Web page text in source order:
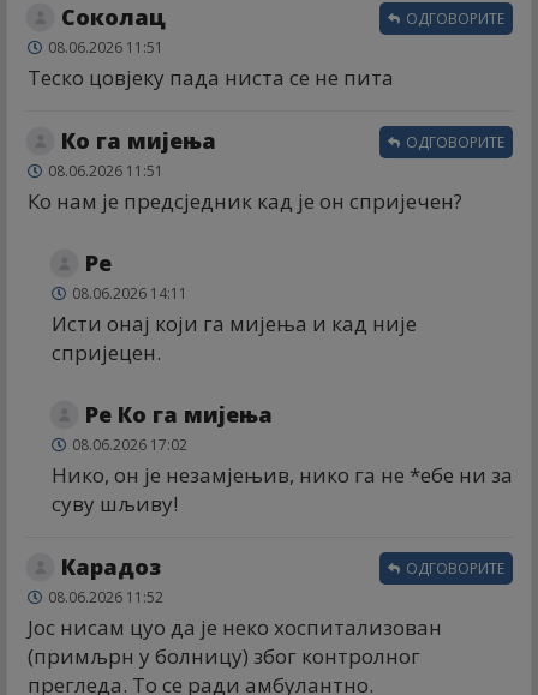
Соколац
08.06.2026 11:51
Теско цовјеку пада ниста се не пита
ОДГОВОРИТЕ
Ко га мијења
08.06.2026 11:51
Ко нам је предсједник кад је он спријечен?
ОДГОВОРИТЕ
Ре
08.06.2026 14:11
Исти онај који га мијења и кад није
спријецен.
Ре Ко га мијења
08.06.2026 17:02
Нико, он је незамјењив, нико га не *ебе ни за
суву шљиву!
Карадоз
08.06.2026 11:52
Јос нисам цуо да је неко хоспитализован
(примљрн у болницу) због контролног
прегледа. То се ради амбулантно.
ОДГОВОРИТЕ